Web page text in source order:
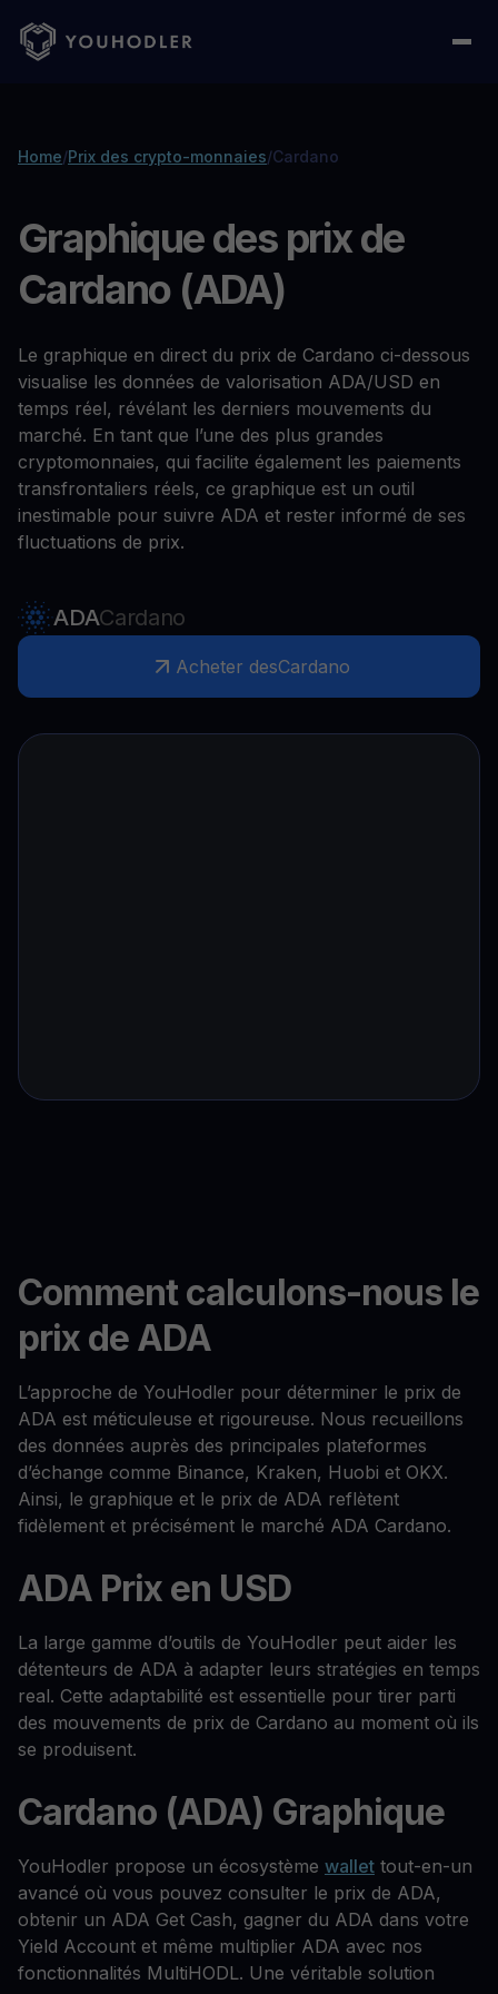
Home/Prix des crypto-monnaies/Cardano
Graphique des prix de
Cardano (ADA)
Le graphique en direct du prix de Cardano ci-dessous
visualise les données de valorisation ADA/USD en
temps réel, révélant les derniers mouvements du
marché. En tant que l’une des plus grandes
cryptomonnaies, qui facilite également les paiements
transfrontaliers réels, ce graphique est un outil
inestimable pour suivre ADA et rester informé de ses
fluctuations de prix.
ADACardano
Acheter desCardano
Comment calculons-nous le
prix de ADA
L’approche de YouHodler pour déterminer le prix de
ADA est méticuleuse et rigoureuse. Nous recueillons
des données auprès des principales plateformes
d’échange comme Binance, Kraken, Huobi et OKX.
Ainsi, le graphique et le prix de ADA reflètent
fidèlement et précisément le marché ADA Cardano.
ADA Prix en USD
La large gamme d’outils de YouHodler peut aider les
détenteurs de ADA à adapter leurs stratégies en temps
real. Cette adaptabilité est essentielle pour tirer parti
des mouvements de prix de Cardano au moment où ils
se produisent.
Cardano (ADA) Graphique
YouHodler propose un écosystème wallet tout-en-un
avancé où vous pouvez consulter le prix de ADA,
obtenir un ADA Get Cash, gagner du ADA dans votre
Yield Account et même multiplier ADA avec nos
fonctionnalités MultiHODL. Une véritable solution